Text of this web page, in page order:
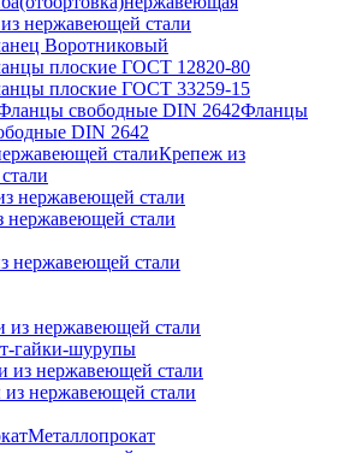
нержавеющей стали
Воротниковый
плоские ГОСТ 12820-80
плоские ГОСТ 33259-15
Фланцы
DIN 2642
Крепеж из
нержавеющей стали
нержавеющей стали
нержавеющей стали
из нержавеющей стали
гайки-шурупы
из нержавеющей стали
нержавеющей стали
Металлопрокат